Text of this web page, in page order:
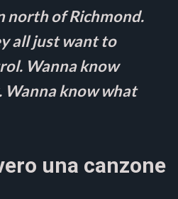
north of Richmond.
all just want to
Wanna know
know what
una canzone